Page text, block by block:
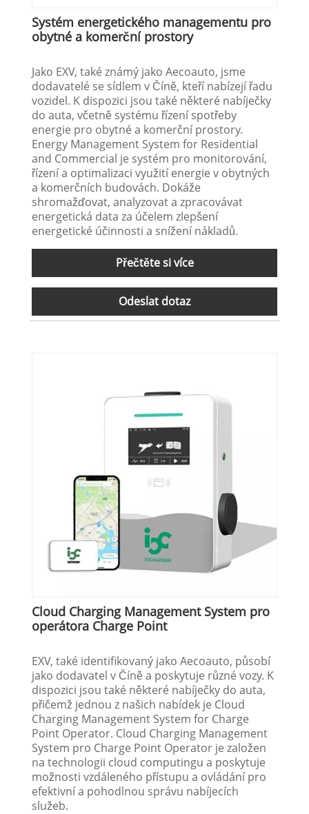
Systém energetického managementu pro
obytné a komerční prostory
Jako EXV, také známý jako Aecoauto, jsme
dodavatelé se sídlem v Číně, kteří nabízejí řadu
vozidel. K dispozici jsou také některé nabíječky
do auta, včetně systému řízení spotřeby
energie pro obytné a komerční prostory.
Energy Management System for Residential
and Commercial je systém pro monitorování,
řízení a optimalizaci využití energie v obytných
a komerčních budovách. Dokáže
shromažďovat, analyzovat a zpracovávat
energetická data za účelem zlepšení
energetické účinnosti a snížení nákladů.
Přečtěte si více
Odeslat dotaz
Cloud Charging Management System pro
operátora Charge Point
EXV, také identifikovaný jako Aecoauto, působí
jako dodavatel v Číně a poskytuje různé vozy. K
dispozici jsou také některé nabíječky do auta,
přičemž jednou z našich nabídek je Cloud
Charging Management System for Charge
Point Operator. Cloud Charging Management
System pro Charge Point Operator je založen
na technologii cloud computingu a poskytuje
možnosti vzdáleného přístupu a ovládání pro
efektivní a pohodlnou správu nabíjecích
služeb.